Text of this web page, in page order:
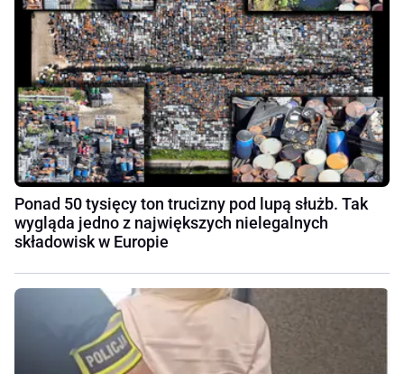
Ponad 50 tysięcy ton trucizny pod lupą służb. Tak
wygląda jedno z największych nielegalnych
składowisk w Europie